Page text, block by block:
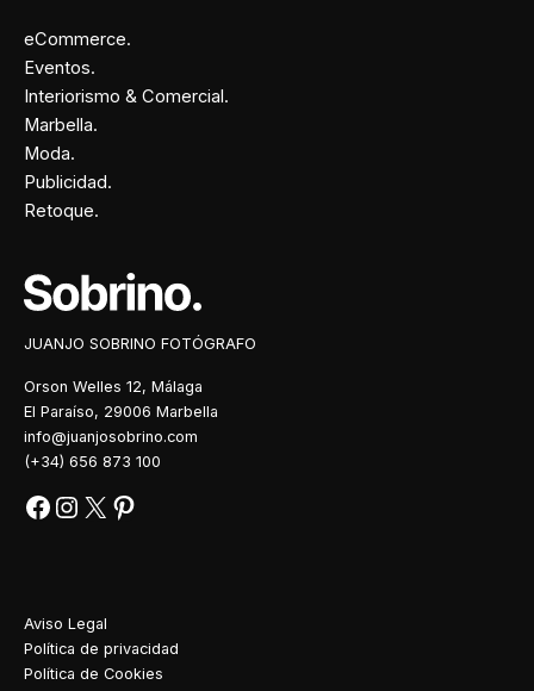
eCommerce.
Eventos.
Interiorismo & Comercial.
Marbella.
Moda.
Publicidad.
Retoque.
JUANJO SOBRINO FOTÓGRAFO
Orson Welles 12, Málaga
El Paraíso, 29006 Marbella
info@juanjosobrino.com
(+34) 656 873 100
Aviso Legal
Política de privacidad
Política de Cookies